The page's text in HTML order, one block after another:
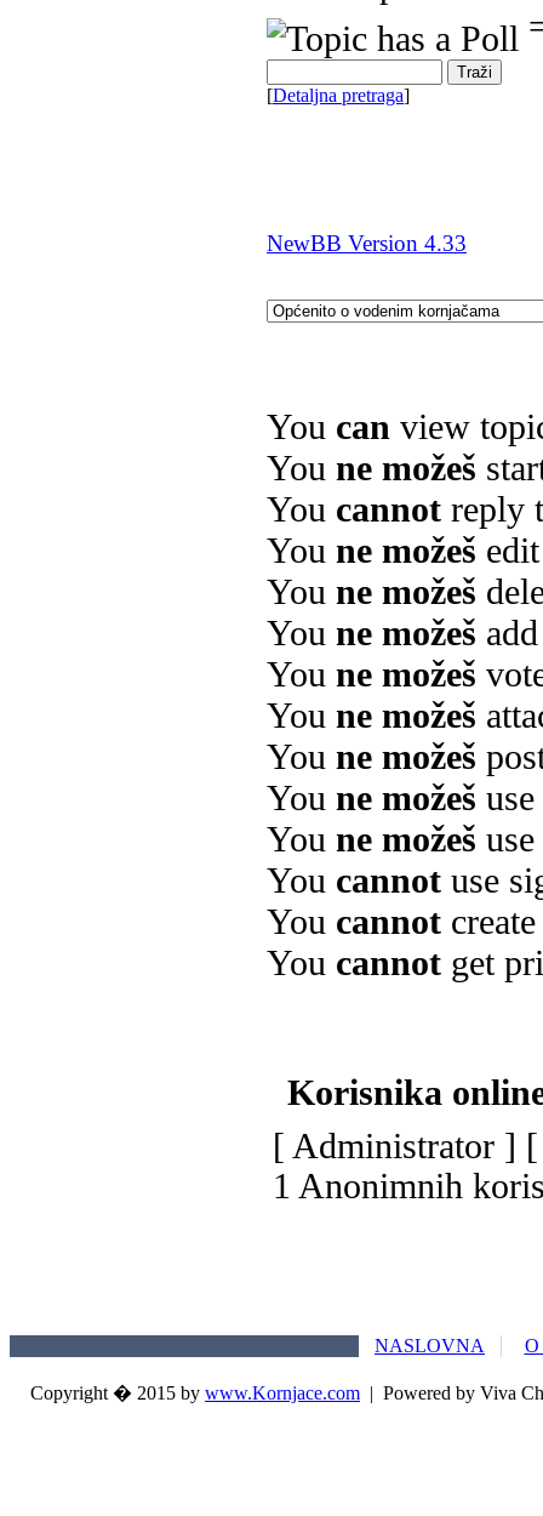
[Detaljna pretraga]
NewBB Version 4.33
You can view
You ne možeš
You cannot reply
You ne možeš
You ne možeš
You ne možeš
You ne možeš
You ne možeš
You ne možeš
You ne možeš
You ne možeš
You cannot use
You cannot
You cannot get
Korisnika
[ Administrator ]
1 Anonimnih
NASLOVNA
Copyright � 2015 by www.Kornjace.com | Powered by Viva